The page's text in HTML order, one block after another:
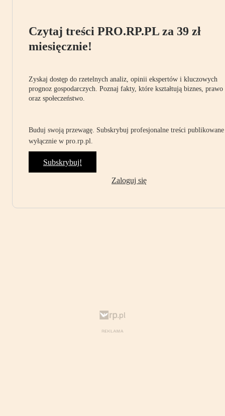
Czytaj treści PRO.RP.PL za 39 zł
miesięcznie!
Zyskaj dostęp do rzetelnych analiz, opinii ekspertów i kluczowych
prognoz gospodarczych. Poznaj fakty, które kształtują biznes, prawo
oraz społeczeństwo.
Buduj swoją przewagę. Subskrybuj profesjonalne treści publikowane
wyłącznie w pro.rp.pl.
Subskrybuj!
Zaloguj się